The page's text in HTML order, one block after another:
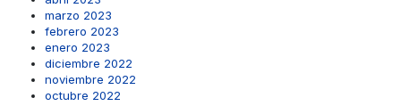
marzo 2023
febrero 2023
enero 2023
diciembre 2022
noviembre 2022
octubre 2022